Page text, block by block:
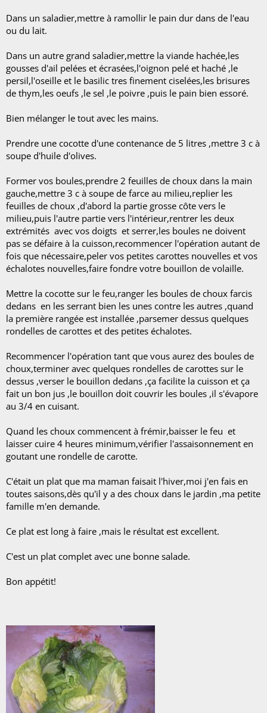
Dans un saladier,mettre à ramollir le pain dur dans de l'eau
ou du lait.
Dans un autre grand saladier,mettre la viande hachée,les
gousses d'ail pelées et écrasées,l'oignon pelé et haché ,le
persil,l'oseille et le basilic tres finement ciselées,les brisures
de thym,les oeufs ,le sel ,le poivre ,puis le pain bien essoré.
Bien mélanger le tout avec les mains.
Prendre une cocotte d'une contenance de 5 litres ,mettre 3 c à
soupe d'huile d'olives.
Former vos boules,prendre 2 feuilles de choux dans la main
gauche,mettre 3 c à soupe de farce au milieu,replier les
feuilles de choux ,d'abord la partie grosse côte vers le
milieu,puis l'autre partie vers l'intérieur,rentrer les deux
extrémités avec vos doigts et serrer,les boules ne doivent
pas se défaire à la cuisson,recommencer l'opération autant de
fois que nécessaire,peler vos petites carottes nouvelles et vos
échalotes nouvelles,faire fondre votre bouillon de volaille.
Mettre la cocotte sur le feu,ranger les boules de choux farcis
dedans en les serrant bien les unes contre les autres ,quand
la première rangée est installée ,parsemer dessus quelques
rondelles de carottes et des petites échalotes.
Recommencer l'opération tant que vous aurez des boules de
choux,terminer avec quelques rondelles de carottes sur le
dessus ,verser le bouillon dedans ,ça facilite la cuisson et ça
fait un bon jus ,le bouillon doit couvrir les boules ,il s'évapore
au 3/4 en cuisant.
Quand les choux commencent à frémir,baisser le feu et
laisser cuire 4 heures minimum,vérifier l'assaisonnement en
goutant une rondelle de carotte.
C'était un plat que ma maman faisait l'hiver,moi j'en fais en
toutes saisons,dès qu'il y a des choux dans le jardin ,ma petite
famille m'en demande.
Ce plat est long à faire ,mais le résultat est excellent.
C'est un plat complet avec une bonne salade.
Bon appétit!